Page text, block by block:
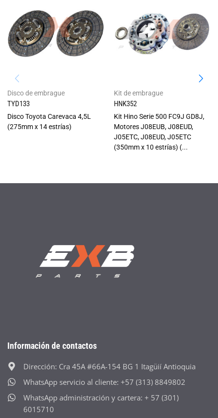
Disco de embrague
TYD133
Disco Toyota Carevaca 4,5L
(275mm x 14 estrías)
Kit de embrague
HNK352
Kit Hino Serie 500 FC9J GD8J,
Motores J08EUB, J08EUD,
J05ETC, J08EUD, J05ETC
(350mm x 10 estrías) (...
Información de contactos
Dirección: Cra 45A #66A-154 BG 1 Itagüií Antioquia
WhatsApp servicio al cliente: +57 (313) 8849802
WhatsApp administración y cartera: + 57 (301)
6015710